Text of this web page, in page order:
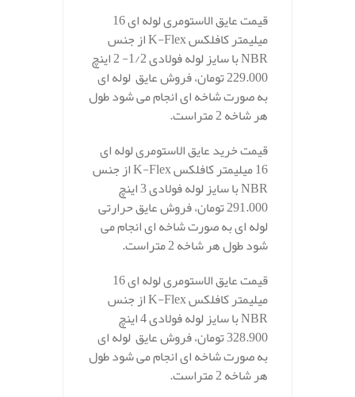
قیمت عایق الاستومری لوله ای 16
میلیمتر کافلکس K-Flex از جنس
NBR با سایز لوله فولادی 1/2- 2 اینچ
229.000 تومان، فروش عایق لوله ای
به صورت شاخه ای انجام می شود طول
هر شاخه 2 متراست.
قیمت خرید عایق الاستومری لوله ای
16 میلیمتر کافلکس K-Flex از جنس
NBR با سایز لوله فولادی 3 اینچ
291.000 تومان، فروش عایق حرارتی
لوله ای به صورت شاخه ای انجام می
شود طول هر شاخه 2 متراست.
قیمت عایق الاستومری لوله ای 16
میلیمتر کافلکس K-Flex از جنس
NBR با سایز لوله فولادی 4 اینچ
328.900 تومان، فروش عایق لوله ای
به صورت شاخه ای انجام می شود طول
هر شاخه 2 متراست.